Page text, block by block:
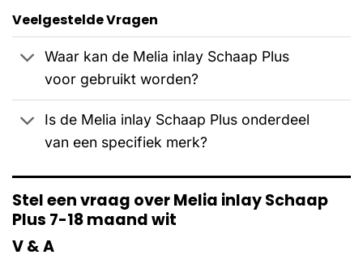
Veelgestelde Vragen
Waar kan de Melia inlay Schaap Plus
voor gebruikt worden?
Is de Melia inlay Schaap Plus onderdeel
van een specifiek merk?
Stel een vraag over Melia inlay Schaap
Plus 7-18 maand wit
V & A